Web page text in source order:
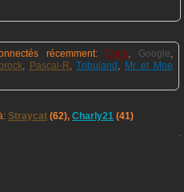
récemment:Chris, Google,
, Pascal-R,Tribuland , Mr et Mne
Straycat (62), Charly21 (41)